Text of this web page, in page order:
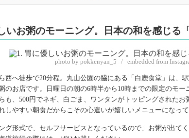
いお粥のモーニング。日本の和を感じる
photo by pokkenyan_5 / embedded from
西へ徒歩で20分程。丸山公園の脇にある「白鹿食堂」は、
のお店です。日曜日の朝の6時半から10時までの限定のモー
も、500円でネギ、白ごま、ワンタンがトッピングされたお
しやすい朝食だからこその心遣いが嬉しいメニューになって
グ形式で、セルフサービスとなっているので、お粥が出て